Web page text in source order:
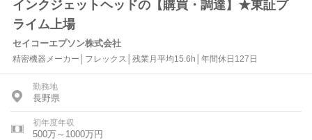
インクジェットヘッドの【購買・調達】★東証プ
ライム上場
セイコーエプソン株式会社
精密機器メーカー│フレックス│残業月平均15.6h│年間休日127日
勤務地
長野県
初年度年収
500万～1000万円